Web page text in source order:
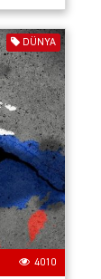
DÜNYA
4010